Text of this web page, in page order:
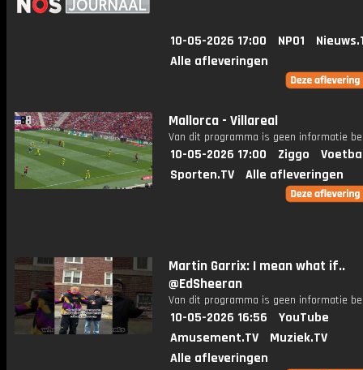
10-05-2026 17:00 NPO1
Alle afleveringen
Mallorca - Villareal
Van dit programma is geen informatie
10-05-2026 17:00 Ziggo
Sporten.TV
Alle afleveringen
Martin Garrix: I mean what if..
@EdSheeran
Van dit programma is geen informatie
10-05-2026 16:56
YouTube
Amusement.TV
Muziek.TV
Alle afleveringen